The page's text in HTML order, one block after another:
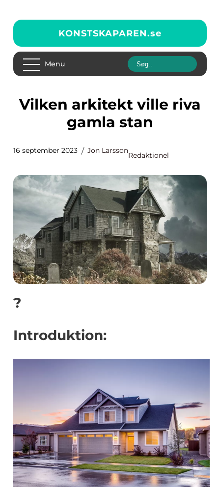
KONSTSKAPAREN.se
Menu
Vilken arkitekt ville riva
gamla stan
16 september 2023 Jon Larsson
Redaktionel
?
Introduktion: